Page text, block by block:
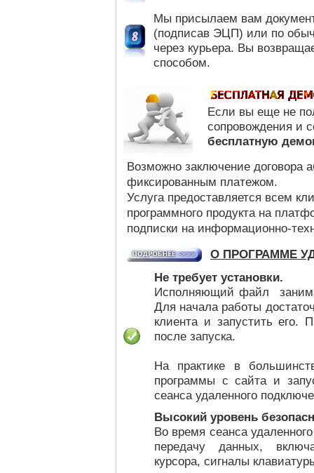
Мы присылаем вам
(подписав ЭЦП) или по
через курьера. Вы
способом.
Если вы еще не
сопровождения и
бесплатную
Возможно заключение договора
фиксированным платежом.
Услуга предоставляется всем
программного продукта на
подписки на информационно-
О ПРОГРАММЕ
Не требует установки.
Исполняющий файл
Для начала работы
клиента и запустить его.
после запуска.
На практике в
программы с сайта и
сеанса удаленного
Высокий уровень
Во время сеанса
передачу данных,
курсора, сигналы